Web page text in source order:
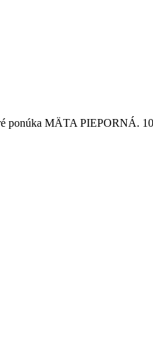
ponúka MÄTA PIEPORNÁ.